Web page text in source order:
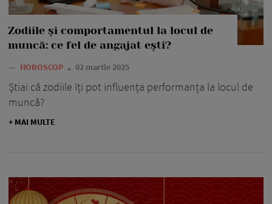
Zodiile și comportamentul la locul de
muncă: ce fel de angajat ești?
— HOROSCOP 02 martie 2025
Știai că zodiile îți pot influența performanța la locul de
muncă?
+ MAI MULTE